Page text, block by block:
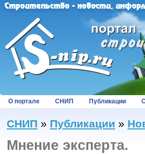
О портале СНИП Публикации
СНИП » Публикации »
Мнение эксперта.